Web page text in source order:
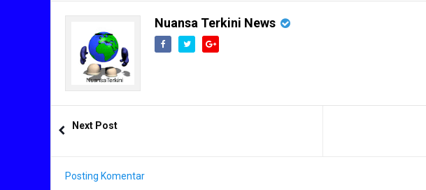
Nuansa Terkini News
Next Post
Posting Komentar